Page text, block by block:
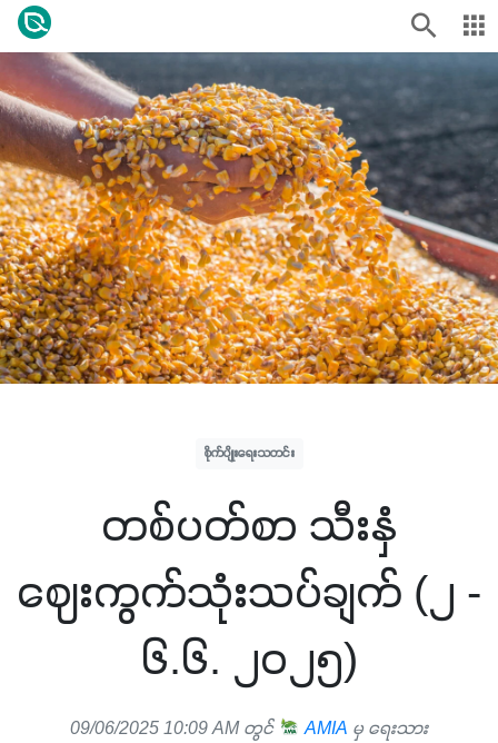
စိုက်ပျိုးရေးသတင်း
တစ်ပတ်စာ သီးနှံ
ဈေးကွက်သုံးသပ်ချက် (၂ -
၆.၆. ၂၀၂၅)
09/06/2025 10:09 AM တွင် AMIA မှ ရေးသား